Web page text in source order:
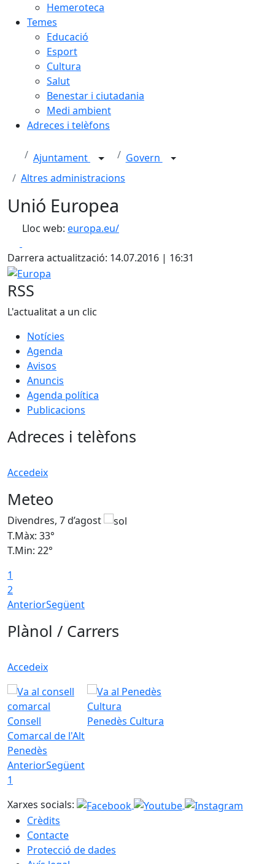
Hemeroteca
Temes
Educació
Esport
Cultura
Salut
Benestar i ciutadania
Medi ambient
Adreces i telèfons
Ajuntament
Govern
Altres administracions
Unió Europea
Lloc web: europa.eu/
Darrera actualització: 14.07.2016 | 16:31
Europa
RSS
L'actualitat a un clic
Notícies
Agenda
Avisos
Anuncis
Agenda política
Publicacions
Adreces i telèfons
Accedeix
Meteo
Divendres, 7 d’agost
T.Màx: 33°
T.Min: 22°
1
2
AnteriorSegüent
Plànol / Carrers
Accedeix
Consell
Comarcal de l'Alt
Penedès
Penedès Cultura
AnteriorSegüent
1
Xarxes socials:
Crèdits
Contacte
Protecció de dades